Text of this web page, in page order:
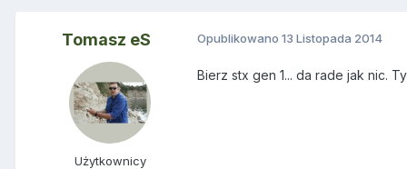
Tomasz eS
Użytkownicy
Opublikowano 13 Listopada 2014
Bierz stx gen 1... da rade jak nic.